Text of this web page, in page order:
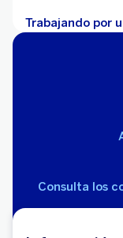
Trabajando por
Consulta los